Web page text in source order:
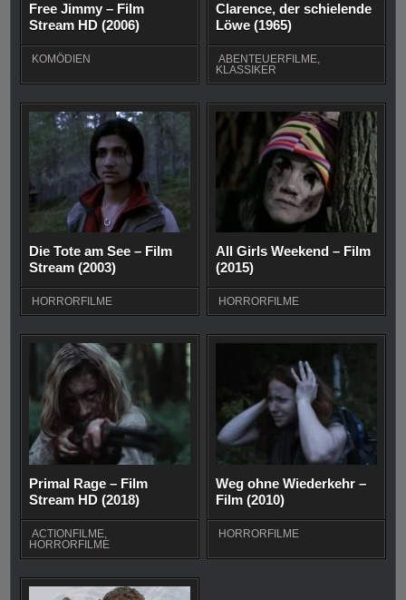
Free Jimmy – Film
Stream HD (2006)
KOMÖDIEN
Clarence, der schielende
Löwe (1965)
ABENTEUERFILME,
KLASSIKER
Die Tote am See – Film
Stream (2003)
HORRORFILME
All Girls Weekend – Film
(2015)
HORRORFILME
Primal Rage – Film
Stream HD (2018)
ACTIONFILME
HORRORFILME
Weg ohne Wiederkehr –
Film (2010)
HORRORFILME